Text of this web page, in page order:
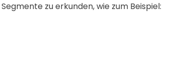
zu erkunden, wie zum Beispiel: